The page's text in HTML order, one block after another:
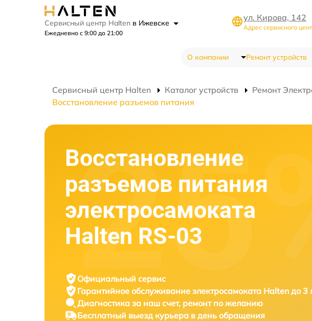
Сервисный центр Halten в Ижевске
Ежедневно с 9:00 до 21:00
ул. Кирова, 142
Адрес сервисного
О компании Ремонт устройств
Сервисный центр Halten Каталог устройств Ремонт
Восстановление разъемов питания
Восстановление
разъемов питания
электросамоката
Halten RS-03
Официальный сервис
Гарантийное обслуживание электросамоката Halten до 3
Диагностика за наш счет, ремонт по желанию
Бесплатный выезд курьера в день обращения